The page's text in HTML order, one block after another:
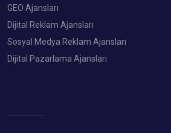
GEO Ajansları
Dijital Reklam Ajansları
Sosyal Medya Reklam Ajansları
Dijital Pazarlama Ajansları